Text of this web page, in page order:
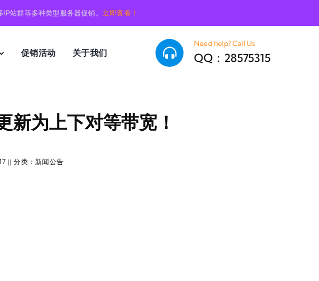
站群等多种类型服务器促销。 立即查看！
促销活动 关于我们
Need help? Call Us
QQ：28575315
新为上下对等带宽！
|| 分类： 新闻公告